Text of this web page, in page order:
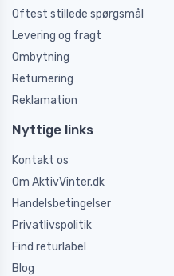
Oftest stillede spørgsmål
Levering og fragt
Ombytning
Returnering
Reklamation
Nyttige links
Kontakt os
Om AktivVinter.dk
Handelsbetingelser
Privatlivspolitik
Find returlabel
Blog